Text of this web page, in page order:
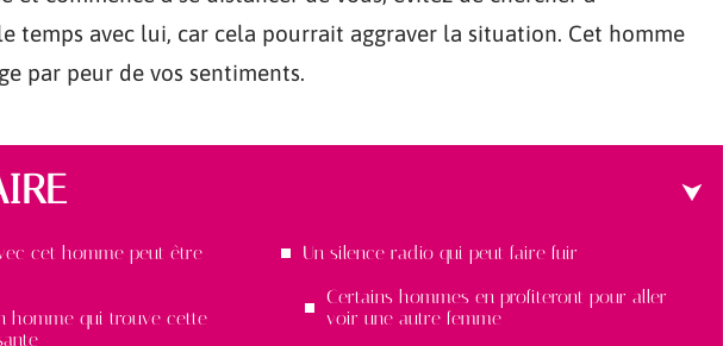
temps avec lui, car cela pourrait aggraver la situation. Cet homme
par peur de vos sentiments.
cet homme peut être
homme qui trouve cette
Un silence radio qui peut faire fuir
Certains hommes en profiteront pour aller
voir une autre femme